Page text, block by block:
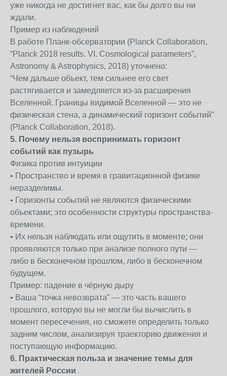
уже никогда не достигнет вас, как бы долго вы ни
ждали.
Пример из наблюдений
В работе Планк-обсерватории (Planck Collaboration,
“Planck 2018 results. VI. Cosmological parameters”,
Astronomy & Astrophysics, 2018) уточнено:
“Чем дальше объект, тем сильнее его свет
растягивается и замедляется из-за расширения
Вселенной. Границы видимой Вселенной — это не
физическая стена, а динамический горизонт событий”
(Planck Collaboration, 2018).
5. Почему нельзя воспринимать горизонт
событий как пузырь
Физика против интуиции
• Пространство и время в гравитационной физике
неразделимы.
• Горизонты событий не являются физическими
объектами; это особенности структуры пространства-
времени.
• Их нельзя наблюдать или ощутить в моменте; они
проявляются только при анализе полного пути —
либо в бесконечном прошлом, либо в бесконечном
будущем.
Пример: падение в чёрную дыру
• Ваша “точка невозврата” — это часть вашего
прошлого, которую вы не могли бы вычислить в
момент пересечения, но сможете определить только
задним числом, анализируя траекторию движения и
поступающую информацию.
6. Практическая польза и значение темы для
жителей России